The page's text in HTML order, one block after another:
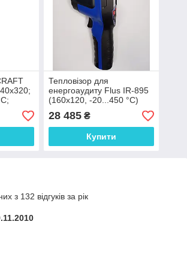
Тепловізор для
енергоаудиту Flus IR-895
(160x120, -20...450 °C)
28 485₴
Купити
з 132 відгуків за рік